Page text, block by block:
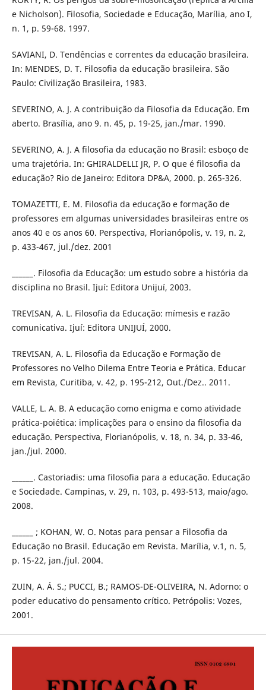
e Nicholson). Filosofia, Sociedade e Educação, Marília, ano I,
n. 1, p. 59-68. 1997.
SAVIANI, D. Tendências e correntes da educação brasileira.
In: MENDES, D. T. Filosofia da educação brasileira. São
Paulo: Civilização Brasileira, 1983.
SEVERINO, A. J. A contribuição da Filosofia da Educação. Em
aberto. Brasília, ano 9. n. 45, p. 19-25, jan./mar. 1990.
SEVERINO, A. J. A filosofia da educação no Brasil: esboço de
uma trajetória. In: GHIRALDELLI JR, P. O que é filosofia da
educação? Rio de Janeiro: Editora DP&A, 2000. p. 265-326.
TOMAZETTI, E. M. Filosofia da educação e formação de
professores em algumas universidades brasileiras entre os
anos 40 e os anos 60. Perspectiva, Florianópolis, v. 19, n. 2,
p. 433-467, jul./dez. 2001
______. Filosofia da Educação: um estudo sobre a história da
disciplina no Brasil. Ijuí: Editora Unijuí, 2003.
TREVISAN, A. L. Filosofia da Educação: mímesis e razão
comunicativa. Ijuí: Editora UNIJUÍ, 2000.
TREVISAN, A. L. Filosofia da Educação e Formação de
Professores no Velho Dilema Entre Teoria e Prática. Educar
em Revista, Curitiba, v. 42, p. 195-212, Out./Dez.. 2011.
VALLE, L. A. B. A educação como enigma e como atividade
prática-poiética: implicações para o ensino da filosofia da
educação. Perspectiva, Florianópolis, v. 18, n. 34, p. 33-46,
jan./jul. 2000.
______. Castoriadis: uma filosofia para a educação. Educação
e Sociedade. Campinas, v. 29, n. 103, p. 493-513, maio/ago.
2008.
______ ; KOHAN, W. O. Notas para pensar a Filosofia da
Educação no Brasil. Educação em Revista. Marília, v.1, n. 5,
p. 15-22, jan./jul. 2004.
ZUIN, A. Á. S.; PUCCI, B.; RAMOS-DE-OLIVEIRA, N. Adorno: o
poder educativo do pensamento crítico. Petrópolis: Vozes,
2001.